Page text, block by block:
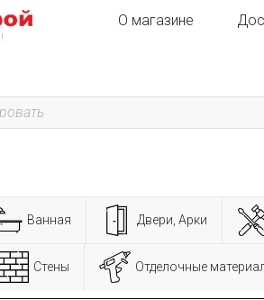
О магазине
Ванная Двери, Арки
Стены Отделочные